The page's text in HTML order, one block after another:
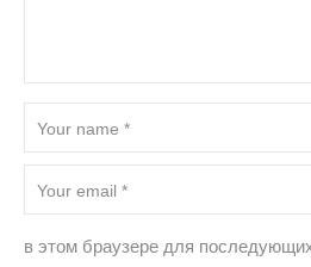
в этом браузере для